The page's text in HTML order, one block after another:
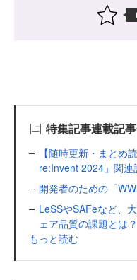
特集記事連載記
【随時更新・まとめ
re:Invent 2024」関連
開発者のための「
LeSSやSAFeなど、
ェア品質の課題とは？
もっと読む